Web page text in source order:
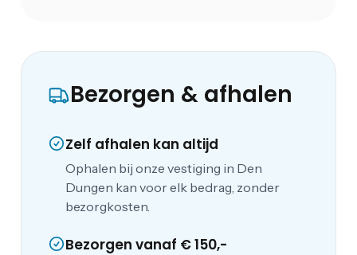
Bezorgen & afhalen
Zelf afhalen kan altijd
Ophalen bij onze vestiging in Den
Dungen kan voor elk bedrag, zonder
bezorgkosten.
Bezorgen vanaf € 150,-